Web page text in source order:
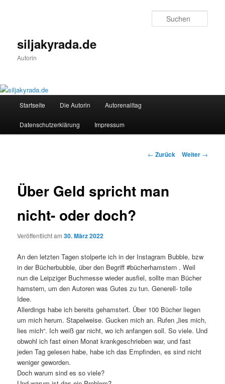
siljakyrada.de
Autorin
Startseite Die Autorin Autorenalltag
Datenschutzerklärung Impressum
Beitrags-
← Zurück Weiter →
Über Geld spricht man
nicht- oder doch?
Veröffentlicht am30. März 2022
An den letzten Tagen stolperte ich in der Instagram Bubble, bzw
in der Bücherbubble, über den Begriff #bücherhamstern . Weil
nun die Leipziger Buchmesse wieder ausfiel, sollte man Bücher
hamstern, um den Autoren was Gutes zu tun. Generell- tolle
Idee.
Allerdings habe ich bereits gehamstert. Über 100 Bücher liegen
um mich herum. Stapelweise. Gucken mich an. Rufen „lies mich,
lies mich“. Ich weiß gar nicht, wo ich anfangen soll. So viele. Und
obwohl ich fast einen Monat krankgeschrieben war, und fast
jeden Tag gelesen habe, habe ich das Empfinden, es sind nicht
weniger geworden.
Doch warum sind es so viele?